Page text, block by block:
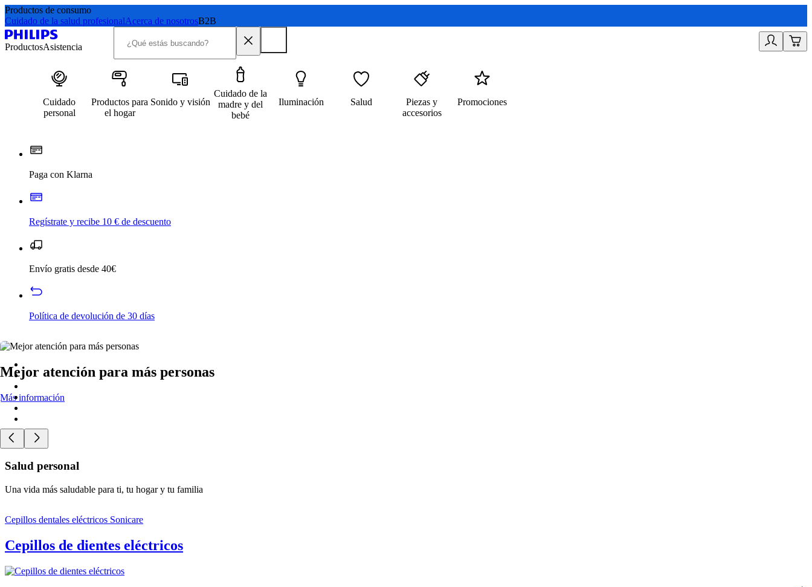
Productos de consumo
Cuidado de la salud profesionalAcerca de nosotrosB2B
ProductosAsistencia
Cuidado
personal
Productos para
el hogar
Sonido y visión
Cuidado de la
madre y del
bebé
Iluminación Salud
Piezas y
accesorios
Promociones
Paga con Klarna
Regístrate y recibe 10 € de descuento
Envío gratis desde 40€
Política de devolución de 30 días
Mejor atención para más personas
Más información
Salud personal
Una vida más saludable para ti, tu hogar y tu familia
Cepillos dentales eléctricos Sonicare
Cepillos de dientes eléctricos